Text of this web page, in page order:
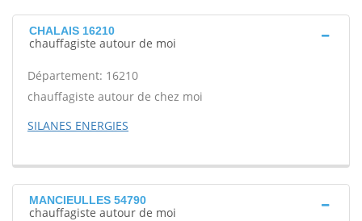
CHALAIS 16210
chauffagiste autour de moi
Département: 16210
chauffagiste autour de chez moi
SILANES ENERGIES
MANCIEULLES 54790
chauffagiste autour de moi